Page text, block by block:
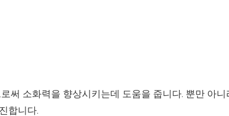
써 소화력을 향상시키는데 도움을 줍니다. 뿐만 아니
합니다.